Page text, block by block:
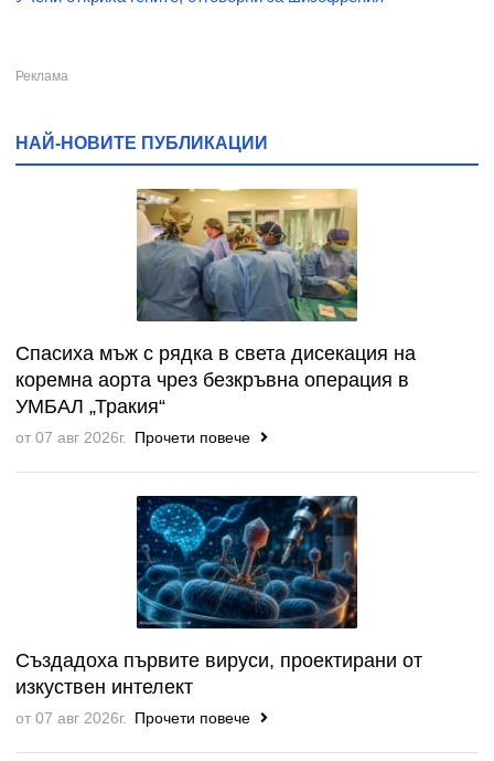
НАЙ-НОВИТЕ ПУБЛИКАЦИИ
Спасиха мъж с рядка в света дисекация на
коремна аорта чрез безкръвна операция в
УМБАЛ „Тракия“
от 07 авг 2026г. Прочети повече
Създадоха първите вируси, проектирани от
изкуствен интелект
от 07 авг 2026г. Прочети повече